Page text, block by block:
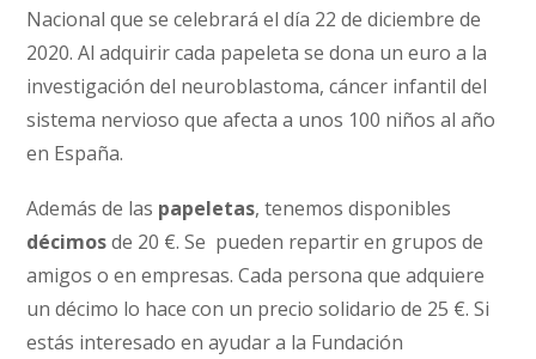
Nacional que se celebrará el día 22 de diciembre de
2020. Al adquirir cada papeleta se dona un euro a la
investigación del neuroblastoma, cáncer infantil del
sistema nervioso que afecta a unos 100 niños al año
en España.
Además de las papeletas, tenemos disponibles
décimosde 20 €. Se pueden repartir en grupos de
amigos o en empresas. Cada persona que adquiere
un décimo lo hace con un precio solidario de 25 €. Si
estás interesado en ayudar a la Fundación